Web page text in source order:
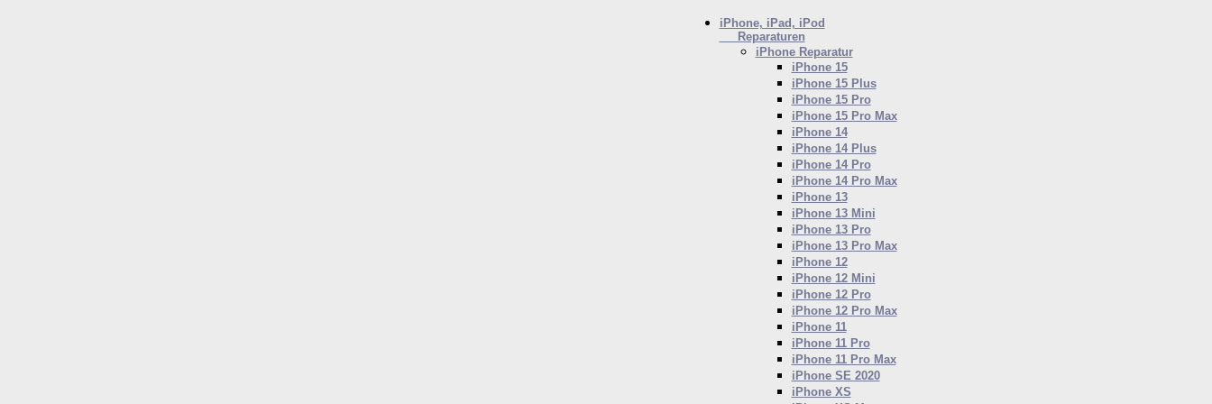
iPhone, iPad, iPod
Reparaturen
iPhoneReparatur
iPhone 15
iPhone 15 Plus
iPhone 15 Pro
iPhone 15 Pro Max
iPhone 14
iPhone 14 Plus
iPhone 14 Pro
iPhone 14 Pro Max
iPhone 13
iPhone 13 Mini
iPhone 13 Pro
iPhone 13 Pro Max
iPhone 12
iPhone 12 Mini
iPhone 12 Pro
iPhone 12 Pro Max
iPhone 11
iPhone 11 Pro
iPhone 11 Pro Max
iPhone SE 2020
iPhone XS